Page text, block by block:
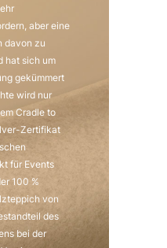
aber eine
davon zu
hat sich um
gekümmert
wird nur
Cradle to
Zertifikat
für Events
100 %
von
des
bei der